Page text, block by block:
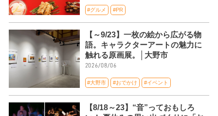
#グルメ #PR
【～9/23】一枚の絵から広がる物
語。キャラクターアートの魅力に
触れる原画展。│大野市
2026/08/06
#大野市 #おでかけ #イベント
【8/18～23】“音”っておもしろ